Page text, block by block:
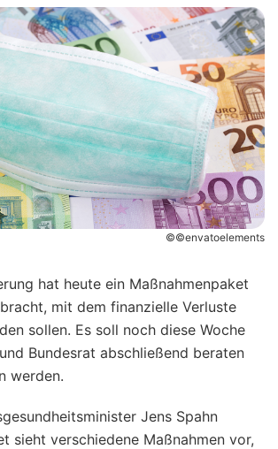
©©envatoelements
hat heute ein Maßnahmenpaket
mit dem finanzielle Verluste
sollen. Es soll noch diese Woche
Bundesrat abschließend beraten
werden.
Jens Spahn
sieht verschiedene Maßnahmen vor,